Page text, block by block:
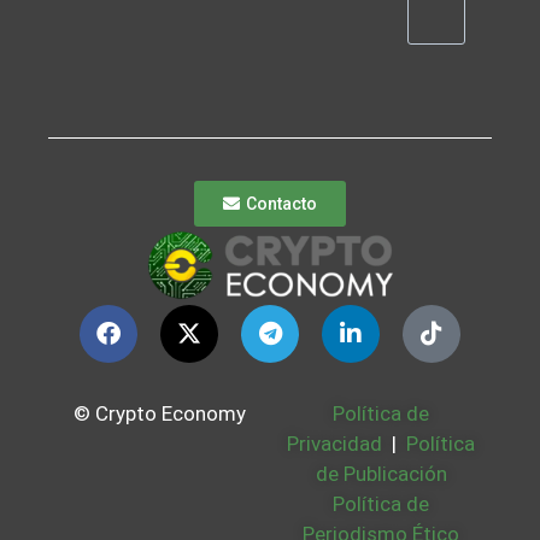
Contacto
© Crypto Economy
Política de
Privacidad | Política
de Publicación
Política de
Periodismo Ético